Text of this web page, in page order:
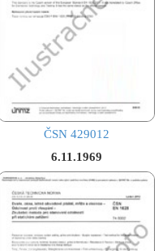
ČSN 429012
6.11.1969